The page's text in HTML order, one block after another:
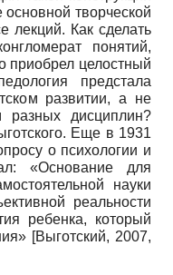
основной творческой
лекций. Как сделать
понятий,
приобрел целостный
предстала
развитии, а не
разных дисциплин?
Еще в 1931
о психологии и
«Основание для
науки
реальности
ребенка, который
[Выготский, 2007,